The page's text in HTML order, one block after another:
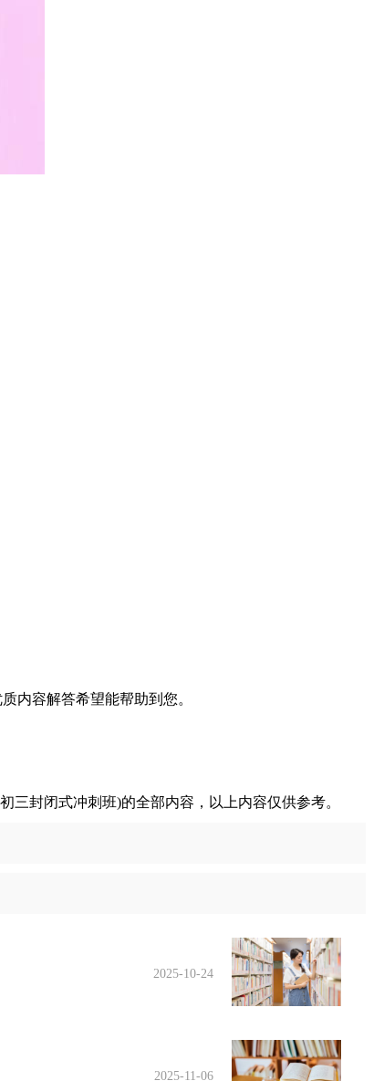
内容解答希望能帮助到您。
三封闭式冲刺班)的全部内容，以上内容仅供参考。
2025-10-24
2025-11-06